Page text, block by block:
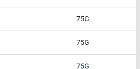
75G
75G
75G